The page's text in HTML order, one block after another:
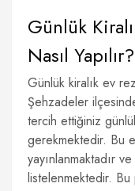
Günlük
Nasıl Yapılır?
Günlük kiralık ev
Şehzadeler
tercih ettiğiniz
gerekmektedir. Bu
yayınlanmaktadır
listelenmektedir.